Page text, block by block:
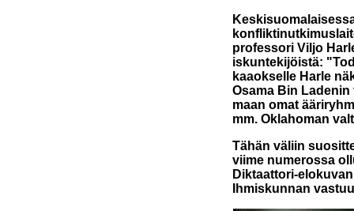
professori Viljo
iskuntekijöistä:
kaaokselle Harle
Osama Bin
maan omat
mm. Oklahoman
Tähän väliin
viime numerossa
Diktaattori-
Ihmiskunnan